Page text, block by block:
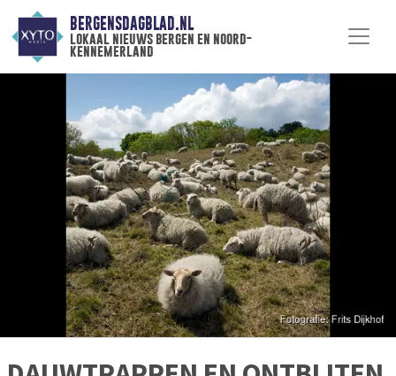
BERGENSDAGBLAD.NL
lokaal nieuws bergen en noord-
kennemerland